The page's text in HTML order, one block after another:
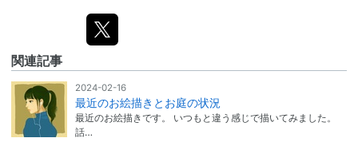
関連記事
2024-02-16
最近のお絵描きとお庭の状況
最近のお絵描きです。 いつもと違う感じで描いてみました。
話…